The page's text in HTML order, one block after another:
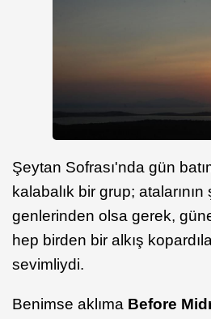
Şeytan Sofrası'nda gün
kalabalık bir grup; atalarının
genlerinden olsa gerek,
hep birden bir alkış
sevimliydi.
Benimse aklıma Before